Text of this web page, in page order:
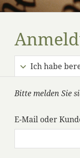
Ich habe
Bitte melden Sie
E-Mail oder